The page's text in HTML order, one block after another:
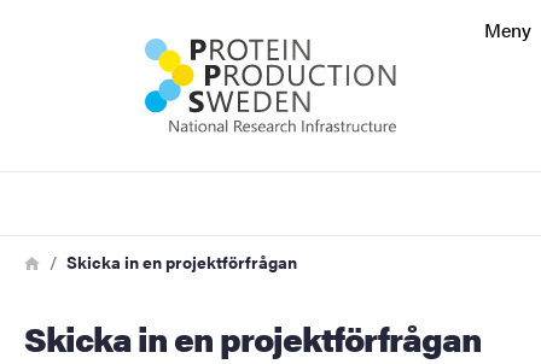
Meny
Länkstig
HemSkicka in en projektförfrågan
Skicka in en projektförfrågan